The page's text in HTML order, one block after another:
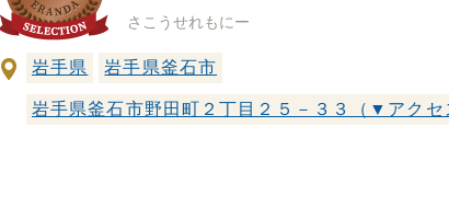
家族葬とは
さこうせれもにー
岩手県 岩手県釜石市
岩手県釜石市野田町２丁目２５－３３（▼アクセ